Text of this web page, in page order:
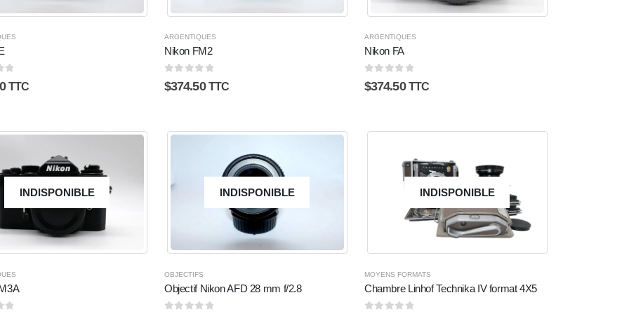
TTC
ARGENTIQUES
Nikon FM2
0 sur 5
$374.50 TTC
ARGENTIQUES
Nikon FA
0 sur 5
$374.50 TTC
INDISPONIBLE INDISPONIBLE
OBJECTIFS
Objectif Nikon AFD 28 mm f/2.8
INDISPONIBLE
MOYENS FORMATS
Chambre Linhof Technika IV format 4X5